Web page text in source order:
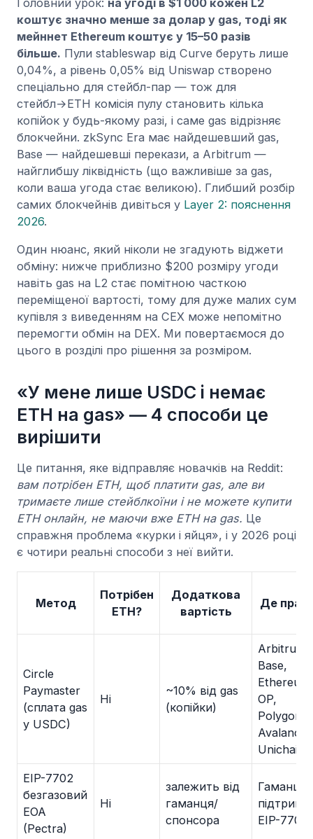
Головний урок: на угоді в $1 000 кожен L2
коштує значно менше за долар у gas, тоді як
мейннет Ethereum коштує у 15–50 разів
більше. Пули stableswap від Curve беруть лише
0,04%, а рівень 0,05% від Uniswap створено
спеціально для стейбл-пар — тож для
стейбл→ETH комісія пулу становить кілька
копійок у будь-якому разі, і саме gas відрізняє
блокчейни. zkSync Era має найдешевший gas,
Base — найдешевші перекази, а Arbitrum —
найглибшу ліквідність (що важливіше за gas,
коли ваша угода стає великою). Глибший розбір
самих блокчейнів дивіться у Layer 2: пояснення
2026.
Один нюанс, який ніколи не згадують віджети
обміну: нижче приблизно $200 розміру угоди
навіть gas на L2 стає помітною часткою
переміщеної вартості, тому для дуже малих сум
купівля з виведенням на CEX може непомітно
перемогти обмін на DEX. Ми повертаємося до
цього в розділі про рішення за розміром.
«У мене лише USDC і немає
ETH на gas» — 4 способи це
вирішити
Це питання, яке відправляє новачків на Reddit:
вам потрібен ETH, щоб платити gas, але ви
тримаєте лише стейблкоїни і не можете купити
ETH онлайн, не маючи вже ETH на gas. Це
справжня проблема «курки і яйця», і у 2026 році
є чотири реальні способи з неї вийти.
Метод
Потрібен
ETH?
Додаткова
вартість
Де
Circle
Paymaster
(сплата gas
у USDC)
Ні
~10% від gas
(копійки)
Arbitrum,
Base,
Ethereum,
OP,
Polygon,
Unichain
EIP-7702
безгазовий
EOA
(Pectra)
Ні
залежить від
гаманця/
спонсора
Гаманці з
EIP-7702